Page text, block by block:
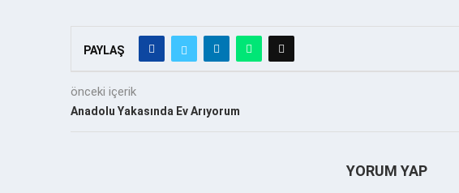
PAYLAŞ
önceki içerik
Anadolu Yakasında Ev Arıyorum
YORUM YAP